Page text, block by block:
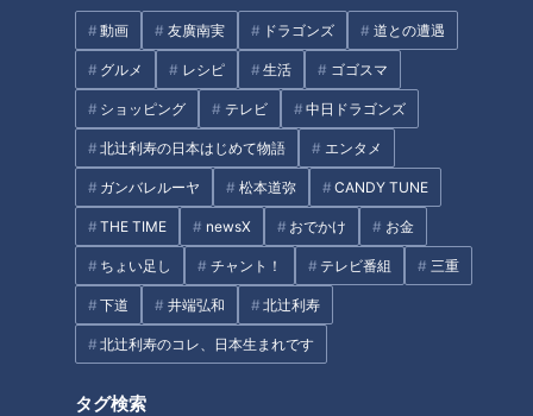
動画 友廣南実 ドラゴンズ 道との遭遇
グルメ レシピ 生活 ゴゴスマ
ショッピング テレビ 中日ドラゴンズ
北辻利寿の日本はじめて物語 エンタメ
ガンバレルーヤ 松本道弥 CANDY TUNE
THE TIME newsX おでかけ お金
ちょい足し チャント！ テレビ番組 三重
下道 井端弘和 北辻利寿
北辻利寿のコレ、日本生まれです
タグ検索
のスジナシとなった・・・が、鶴瓶大失態！約束したリクエス
ト＝「宝くじ当たった！」を盛り込むのを、スッカリ忘れてい
た！！リクエストをくれた中学生３人組に、おわびのサイン色
紙をプレゼントするという展開に。鶴瓶は、その色紙に「宝く
じ当たった！」と書いた！！！！！
この記事の画像を見る
この記事を見たあなたへのおすすめ